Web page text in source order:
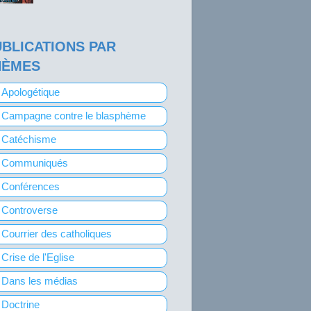
PAR
Apologétique
Campagne contre le blasphème
Catéchisme
Communiqués
Conférences
Controverse
Courrier des catholiques
Crise de l'Eglise
Dans les médias
Doctrine